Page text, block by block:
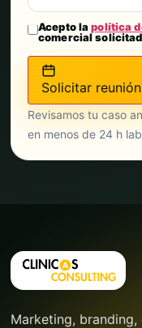
Acepto lapolítica
comercial
Solicitar
Revisamos tu caso
en menos de 24 h
Marketing,